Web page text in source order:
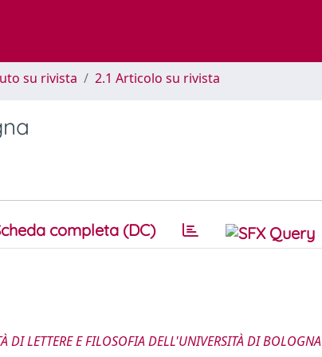
su rivista 2.1 Articolo su rivista
completa (DC)
LETTERE E FILOSOFIA DELL'UNIVERSITÀ DI BOLOGNA